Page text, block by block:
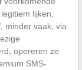
lijken,
minder vaak, via
opereren ze
SMS-